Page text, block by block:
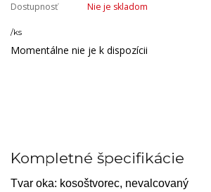
Dostupnosť Nie je skladom
/ks
Momentálne nie je k dispozícii
Kompletné špecifikácie
Tvar oka: kosoštvorec, nevalcovaný